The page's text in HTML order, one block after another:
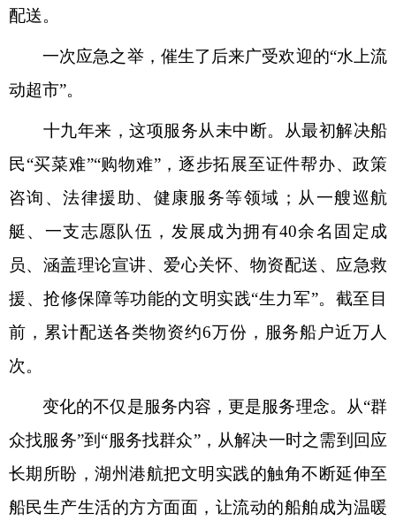
配送。
一次应急之举，催生了后来广受欢迎的“水上流
动超市”。
十九年来，这项服务从未中断。从最初解决船
民“买菜难”“购物难”，逐步拓展至证件帮办、政策
咨询、法律援助、健康服务等领域；从一艘巡航
艇、一支志愿队伍，发展成为拥有40余名固定成
员、涵盖理论宣讲、爱心关怀、物资配送、应急救
援、抢修保障等功能的文明实践“生力军”。截至目
前，累计配送各类物资约6万份，服务船户近万人
次。
变化的不仅是服务内容，更是服务理念。从“群
众找服务”到“服务找群众”，从解决一时之需到回应
长期所盼，湖州港航把文明实践的触角不断延伸至
船民生产生活的方方面面，让流动的船舶成为温暖